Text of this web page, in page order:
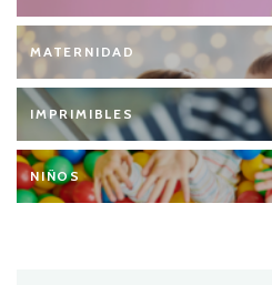
MATERNIDAD
IMPRIMIBLES
NIÑOS